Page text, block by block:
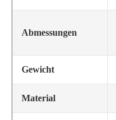
Abmessungen
Gewicht
Material